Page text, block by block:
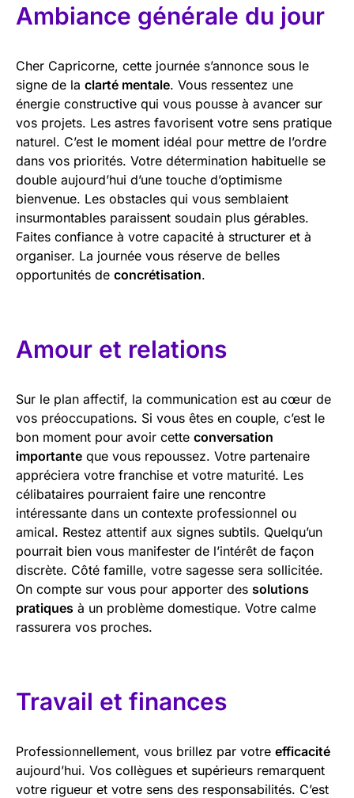
Ambiance générale du jour
Cher Capricorne, cette journée s’annonce sous le
signe de la clarté mentale. Vous ressentez une
énergie constructive qui vous pousse à avancer sur
vos projets. Les astres favorisent votre sens pratique
naturel. C’est le moment idéal pour mettre de l’ordre
dans vos priorités. Votre détermination habituelle se
double aujourd’hui d’une touche d’optimisme
bienvenue. Les obstacles qui vous semblaient
insurmontables paraissent soudain plus gérables.
Faites confiance à votre capacité à structurer et à
organiser. La journée vous réserve de belles
opportunités de concrétisation.
Amour et relations
Sur le plan affectif, la communication est au cœur de
vos préoccupations. Si vous êtes en couple, c’est le
bon moment pour avoir cette conversation
importante que vous repoussez. Votre partenaire
appréciera votre franchise et votre maturité. Les
célibataires pourraient faire une rencontre
intéressante dans un contexte professionnel ou
amical. Restez attentif aux signes subtils. Quelqu’un
pourrait bien vous manifester de l’intérêt de façon
discrète. Côté famille, votre sagesse sera sollicitée.
On compte sur vous pour apporter des solutions
pratiques à un problème domestique. Votre calme
rassurera vos proches.
Travail et finances
Professionnellement, vous brillez par votre efficacité
aujourd’hui. Vos collègues et supérieurs remarquent
votre rigueur et votre sens des responsabilités. C’est